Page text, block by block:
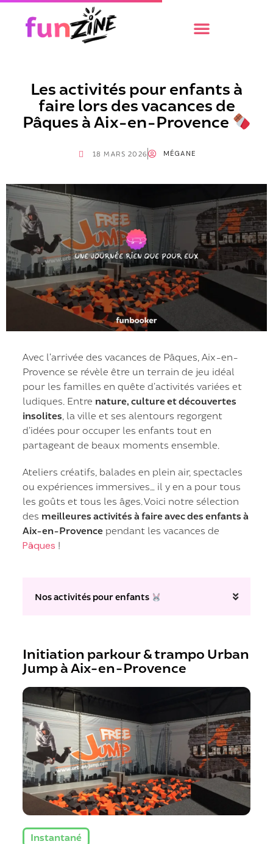
Les activités pour enfants à
faire lors des vacances de
Pâques à Aix-en-Provence
18 MARS 2026 MÉGANE
Avec l’arrivée des vacances de Pâques, Aix-en-
Provence se révèle être un terrain de jeu idéal
pour les familles en quête d’activités variées et
ludiques. Entre nature, culture et découvertes
insolites , la ville et ses alentours regorgent
d’idées pour occuper les enfants tout en
partageant de beaux moments ensemble.
Ateliers créatifs, balades en plein air, spectacles
ou expériences immersives… il y en a pour tous
les goûts et tous les âges. Voici notre sélection
des meilleures activités à faire avec des enfants à
Aix-en-Provence pendant les vacances de
Pâques !
Nos activités pour enfants
Initiation parkour & trampo Urban
Jump à Aix-en-Provence
Instantané